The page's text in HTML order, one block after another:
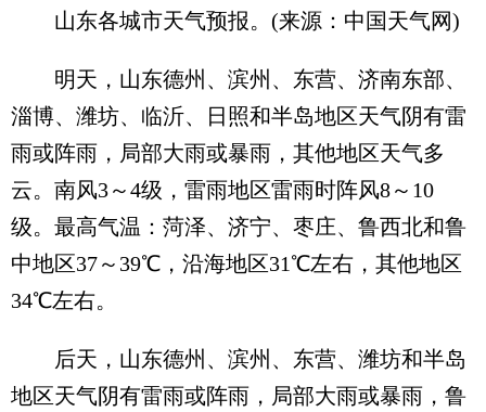
山东各城市天气预报。(来源：中国天气网)
明天，山东德州、滨州、东营、济南东部、
淄博、潍坊、临沂、日照和半岛地区天气阴有雷
雨或阵雨，局部大雨或暴雨，其他地区天气多
云。南风3～4级，雷雨地区雷雨时阵风8～10
级。最高气温：菏泽、济宁、枣庄、鲁西北和鲁
中地区37～39℃，沿海地区31℃左右，其他地区
34℃左右。
后天，山东德州、滨州、东营、潍坊和半岛
地区天气阴有雷雨或阵雨，局部大雨或暴雨，鲁